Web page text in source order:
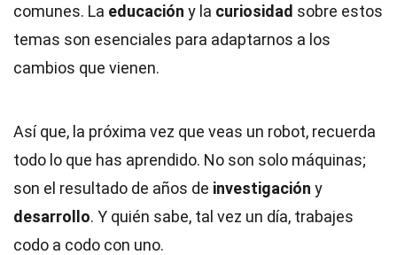
comunes. La educación y la curiosidad sobre estos
temas son esenciales para adaptarnos a los
cambios que vienen.
Así que, la próxima vez que veas un robot, recuerda
todo lo que has aprendido. No son solo máquinas;
son el resultado de años de investigación y
desarrollo. Y quién sabe, tal vez un día, trabajes
codo a codo con uno.